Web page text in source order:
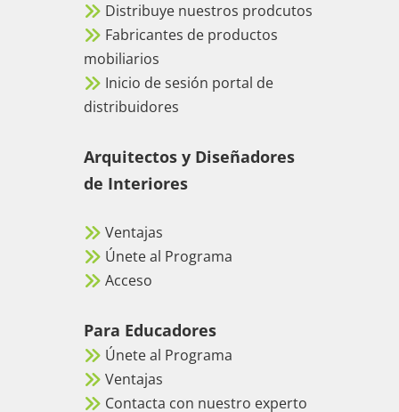
Distribuye nuestros prodcutos
Fabricantes de productos
mobiliarios
Inicio de sesión portal de
distribuidores
Arquitectos y Diseñadores
de Interiores
Ventajas
Únete al Programa
Acceso
Para Educadores
Únete al Programa
Ventajas
Contacta con nuestro experto